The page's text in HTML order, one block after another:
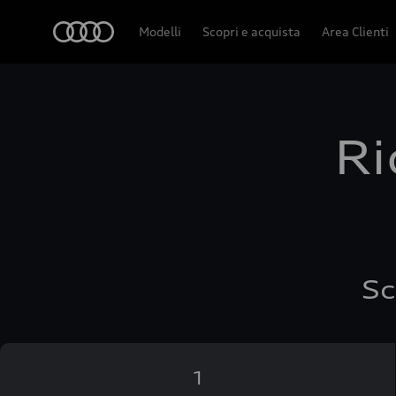
Modelli Scopri e acquista Area Clienti
1